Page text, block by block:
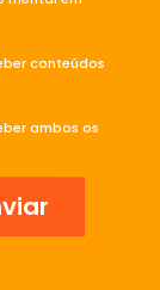
conteúdos
ambos os